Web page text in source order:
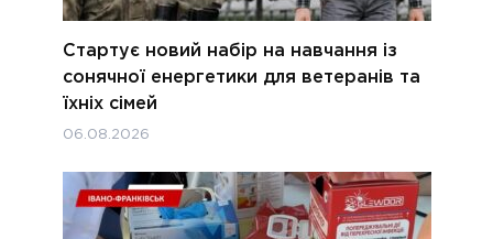
Стартує новий набір на навчання із
сонячної енергетики для ветеранів та
їхніх сімей
06.08.2026